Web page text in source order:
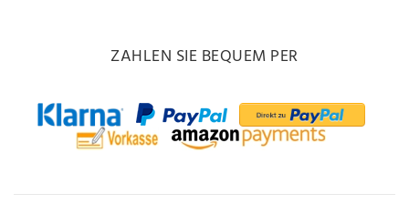
ZAHLEN SIE BEQUEM PER